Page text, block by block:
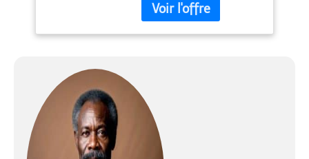
dès les premiers mois et
un coussin chaise haute
moelleux en deux parties
bébé à hauteur de table
dès les premières
semaines. La chaise
accompagne ensuite
l’enfant jusqu’à 90 kg